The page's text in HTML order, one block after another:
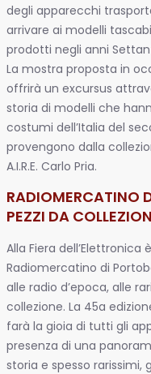
degli apparecchi
arrivare ai modelli
prodotti negli anni
La mostra proposta in
offrirà un excursus
storia di modelli che
costumi dell’Italia del
provengono dalla
A.I.R.E. Carlo Pria.
RADIOMERCATINO
PEZZI DA
Alla Fiera
Radiomercatino di
alle radio d’epoca, alle
collezione. La 45a
farà la gioia di tutti gli
presenza di una
storia e spesso rarissimi,